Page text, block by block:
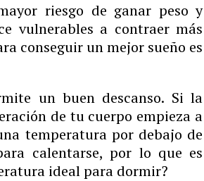
riesgo de ganar peso y
vulnerables a contraer más
conseguir un mejor sueño es
un buen descanso. Si la
de tu cuerpo empieza a
temperatura por debajo de
calentarse, por lo que es
ideal para dormir?